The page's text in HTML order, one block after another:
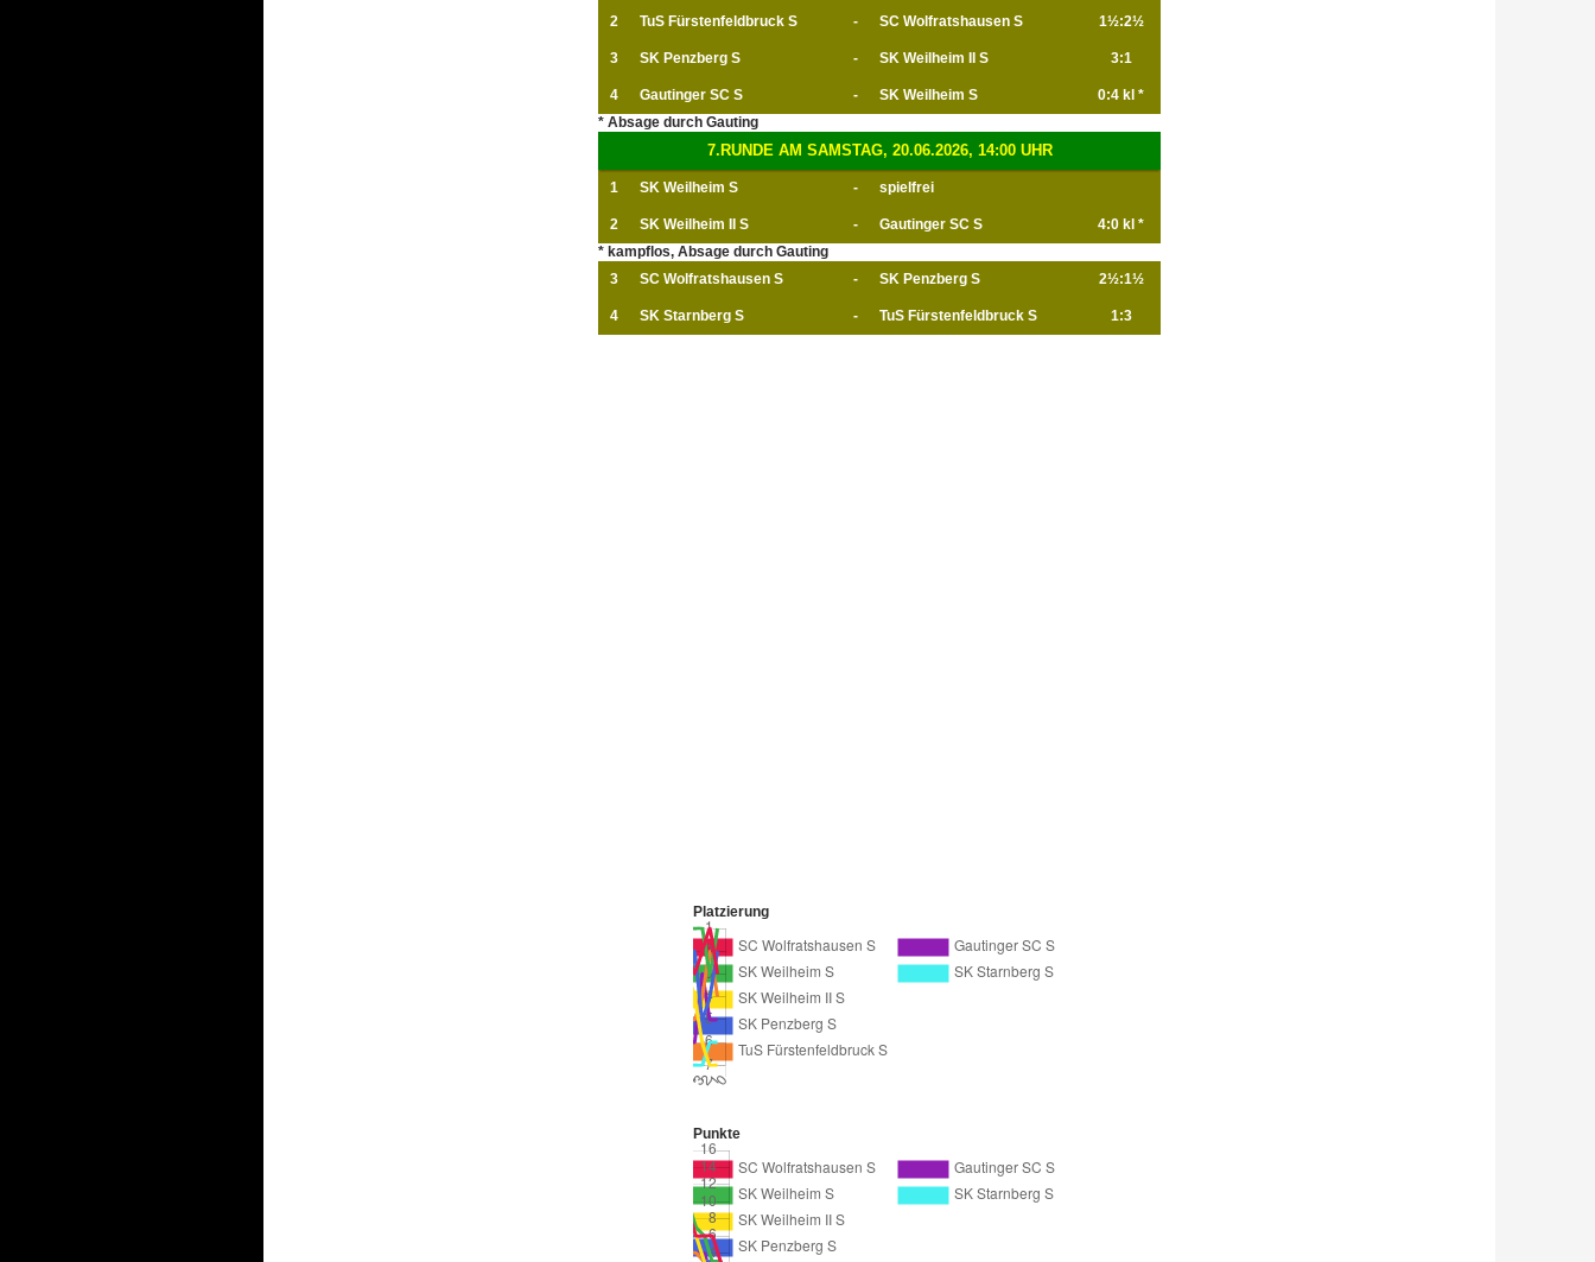
2 TuS Fürstenfeldbruck S - SC Wolfratshausen S 1½:2½
3 SK Penzberg S - SK Weilheim II S 3:1
4 Gautinger SC S - SK Weilheim S
0:4 kl *
* Absage durch Gauting
7.RUNDE AM SAMSTAG, 20.06.2026, 14:00 UHR
1 SK Weilheim S - spielfrei
2 SK Weilheim II S - Gautinger SC S
4:0 kl *
* kampflos, Absage durch Gauting
3
SC Wolfratshausen S - SK Penzberg S 2½:1½
4 SK Starnberg S - TuS Fürstenfeldbruck S 1:3
Platzierung
Punkte